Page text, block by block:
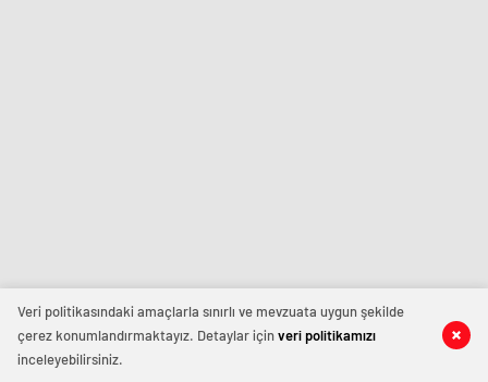
Veri politikasındaki amaçlarla sınırlı ve mevzuata uygun şekilde
çerez konumlandırmaktayız. Detaylar içinveri politikamızı
inceleyebilirsiniz.